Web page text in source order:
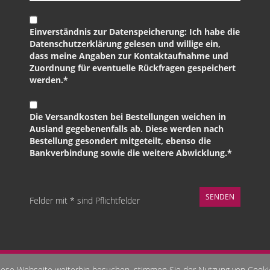
Einverständnis zur Datenspeicherung: Ich habe die
Datenschutzerklärung gelesen und willige ein,
dass meine Angaben zur Kontaktaufnahme und
Zuordnung für eventuelle Rückfragen gespeichert
werden.*
Die Versandkosten bei Bestellungen weichen in
Ausland gegebenenfalls ab. Diese werden nach
Bestellung gesondert mitgeteilt, ebenso die
Bankverbindung sowie die weitere Abwicklung.*
Felder mit * sind Pflichtfelder